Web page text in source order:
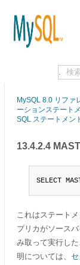
MySQL 8.0 リファ
ーションステート
SQL ステートメン
13.4.2.4
SELECT
これはステート
プリカがソース
み取って実行し
明については、